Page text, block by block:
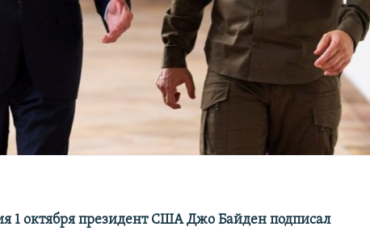
1 октября президент США Джо Байден подписал